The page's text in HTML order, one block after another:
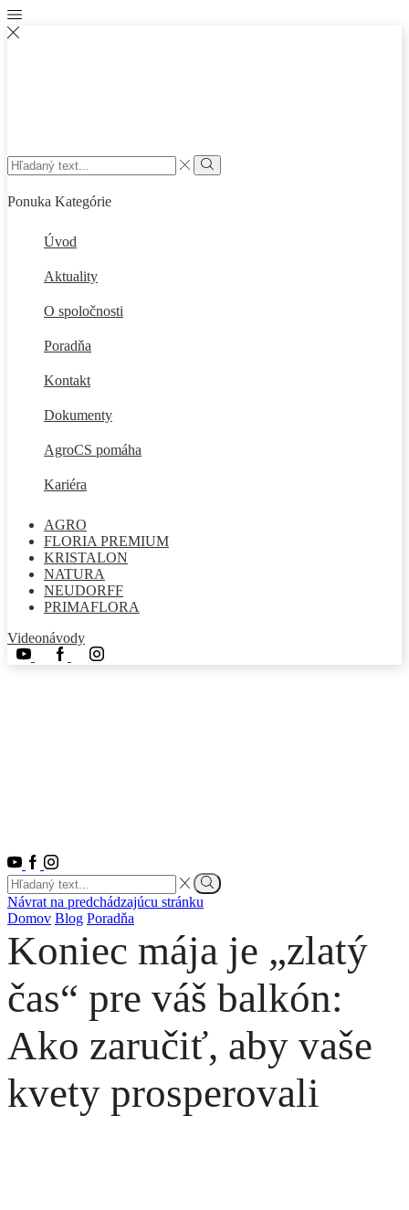
Search
input
Vyhľadať
Ponuka Kategórie
Úvod
Aktuality
O spoločnosti
Poradňa
Kontakt
Dokumenty
AgroCS pomáha
Kariéra
AGRO
FLORIA PREMIUM
KRISTALON
NATURA
NEUDORFF
PRIMAFLORA
Videonávody
YoutubeFacebookInstagram
Youtube
Facebook
Instagram
Search
input
Vyhľadať
Návrat na predchádzajúcu stránku
Domov Blog Poradňa
Koniec mája je „zlatý
čas“ pre váš balkón:
Ako zaručiť, aby vaše
kvety prosperovali